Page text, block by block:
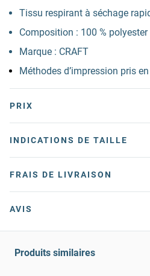
Tissu respirant à séchage
Composition : 100 % polyester
Marque : CRAFT
Méthodes d’impression pris
PRIX
INDICATIONS DE TAILLE
FRAIS DE LIVRAISON
AVIS
Produits similaires